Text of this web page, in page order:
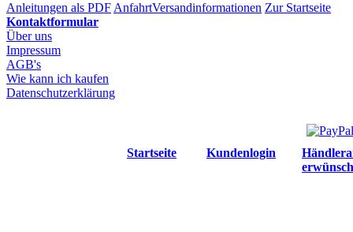
Anleitungen als PDF AnfahrtVersandinformationen Zur Startseite
Kontaktformular
Über uns
Impressum
AGB's
Wie kann ich kaufen
Datenschutzerklärung
Startseite Kundenlogin